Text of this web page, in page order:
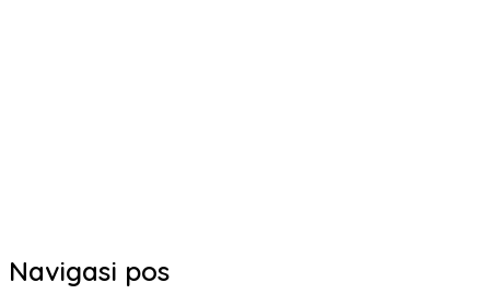
Navigasi pos